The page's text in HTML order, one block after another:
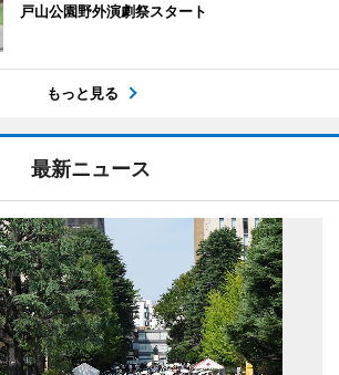
戸山公園野外演劇祭スタート
もっと見る
最新ニュース